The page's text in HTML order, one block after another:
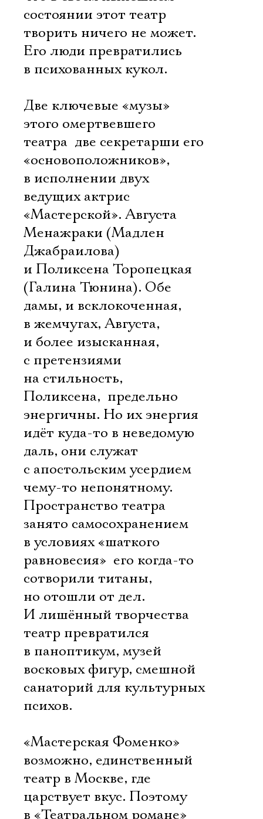
состоянии этот театр
творить ничего не может.
Его люди превратились
в психованных кукол.
Две ключевые «музы»
этого омертвевшего
театра  две секретарши его
«основоположников»,
в исполнении двух
ведущих актрис
«Мастерской». Августа
Менажраки (Мадлен
Джабраилова)
и Поликсена Торопецкая
(Галина Тюнина). Обе
дамы, и всклокоченная,
в жемчугах, Августа,
и более изысканная,
с претензиями
на стильность,
Поликсена,  предельно
энергичны. Но их энергия
идёт куда-то в неведомую
даль, они служат
с апостольским усердием
чему-то непонятному.
Пространство театра
занято самосохранением
в условиях «шаткого
равновесия»  его когда-то
сотворили титаны,
но отошли от дел.
И лишённый творчества
театр превратился
в паноптикум, музей
восковых фигур, смешной
санаторий для культурных
психов.
«Мастерская Фоменко» 
возможно, единственный
театр в Москве, где
царствует вкус. Поэтому
в «Театральном романе»